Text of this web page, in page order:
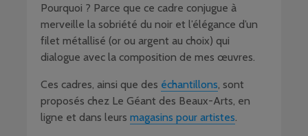
Pourquoi ? Parce que ce cadre conjugue à
merveille la sobriété du noir et l’élégance d’un
filet métallisé (or ou argent au choix) qui
dialogue avec la composition de mes œuvres.
Ces cadres, ainsi que des échantillons, sont
proposés chez Le Géant des Beaux-Arts, en
ligne et dans leurs magasins pour artistes.